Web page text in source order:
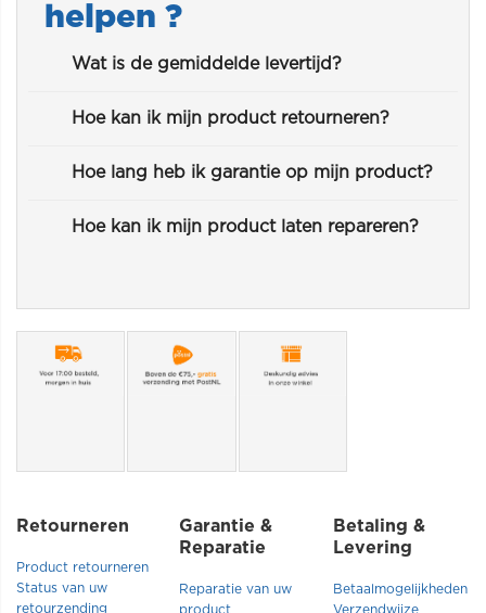
helpen ?
Wat is de gemiddelde levertijd?
Hoe kan ik mijn product retourneren?
Hoe lang heb ik garantie op mijn product?
Hoe kan ik mijn product laten repareren?
Retourneren
Product retourneren
Status van uw
retourzending
Garantie &
Reparatie
Reparatie van uw
product
Betaling &
Levering
Betaalmogelijkheden
Verzendwijze